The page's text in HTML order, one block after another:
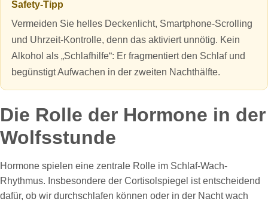
Safety‑Tipp
Vermeiden Sie helles Deckenlicht, Smartphone‑Scrolling
und Uhrzeit‑Kontrolle, denn das aktiviert unnötig. Kein
Alkohol als „Schlafhilfe“: Er fragmentiert den Schlaf und
begünstigt Aufwachen in der zweiten Nachthälfte.
Die Rolle der Hormone in der
Wolfsstunde
Hormone spielen eine zentrale Rolle im Schlaf-Wach-
Rhythmus. Insbesondere der Cortisolspiegel ist entscheidend
dafür, ob wir durchschlafen können oder in der Nacht wach